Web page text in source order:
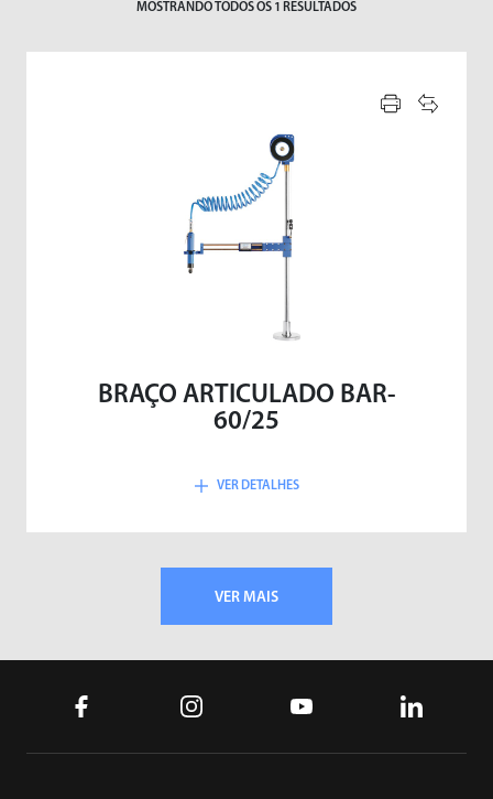
MOSTRANDO TODOS OS 1 RESULTADOS
BRAÇO ARTICULADO BAR-
60/25
VER DETALHES
VER MAIS